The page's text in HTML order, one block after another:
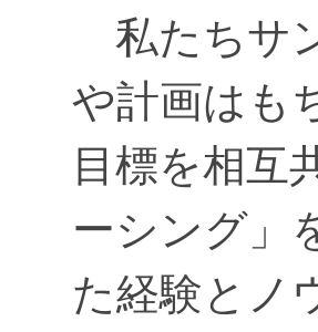
私たちサ
や計画はも
目標を相互
ーシング」
た経験とノ